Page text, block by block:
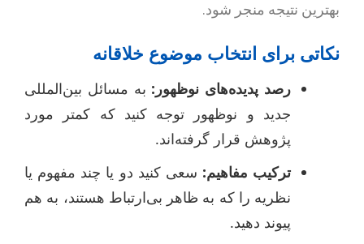
بهترین نتیجه منجر شود.
نکاتی برای انتخاب موضوع خلاقانه
رصد پدیده‌های نوظهور: به مسائل بین‌المللی
جدید و نوظهور توجه کنید که کمتر مورد
پژوهش قرار گرفته‌اند.
ترکیب مفاهیم: سعی کنید دو یا چند مفهوم یا
نظریه را که به ظاهر بی‌ارتباط هستند، به هم
پیوند دهید.